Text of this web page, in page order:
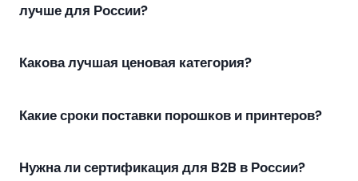
лучше для России?
Какова лучшая ценовая категория?
Какие сроки поставки порошков и принтеров?
Нужна ли сертификация для B2B в России?